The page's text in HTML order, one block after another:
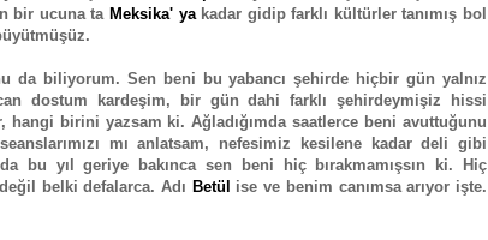
bir ucuna ta Meksika' yakadar gidip farklı kültürler tanımış bol
da biliyorum. Sen beni bu yabancı şehirde hiçbir gün yalnız
dostum kardeşim, bir gün dahi farklı şehirdeymişiz hissi
birini yazsam ki. Ağladığımda saatlerce beni avuttuğunu
mı anlatsam, nefesimiz kesilene kadar deli gibi
bu yıl geriye bakınca sen beni hiç bırakmamışsın ki. Hiç
belki defalarca. Adı Betül ise ve benim canımsa arıyor işte.